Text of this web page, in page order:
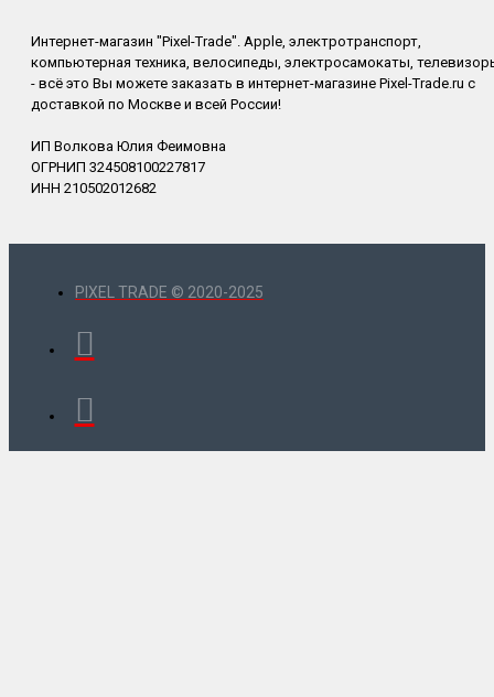
Интернет-магазин "Pixel-Trade". Apple, электротранспорт,
компьютерная техника, велосипеды, электросамокаты,
- всё это Вы можете заказать в интернет-магазине Pixel-Trade.ru с
доставкой по Москве и всей России!
ИП Волкова Юлия Феимовна
ОГРНИП 324508100227817
ИНН 210502012682
PIXEL TRADE © 2020-2025